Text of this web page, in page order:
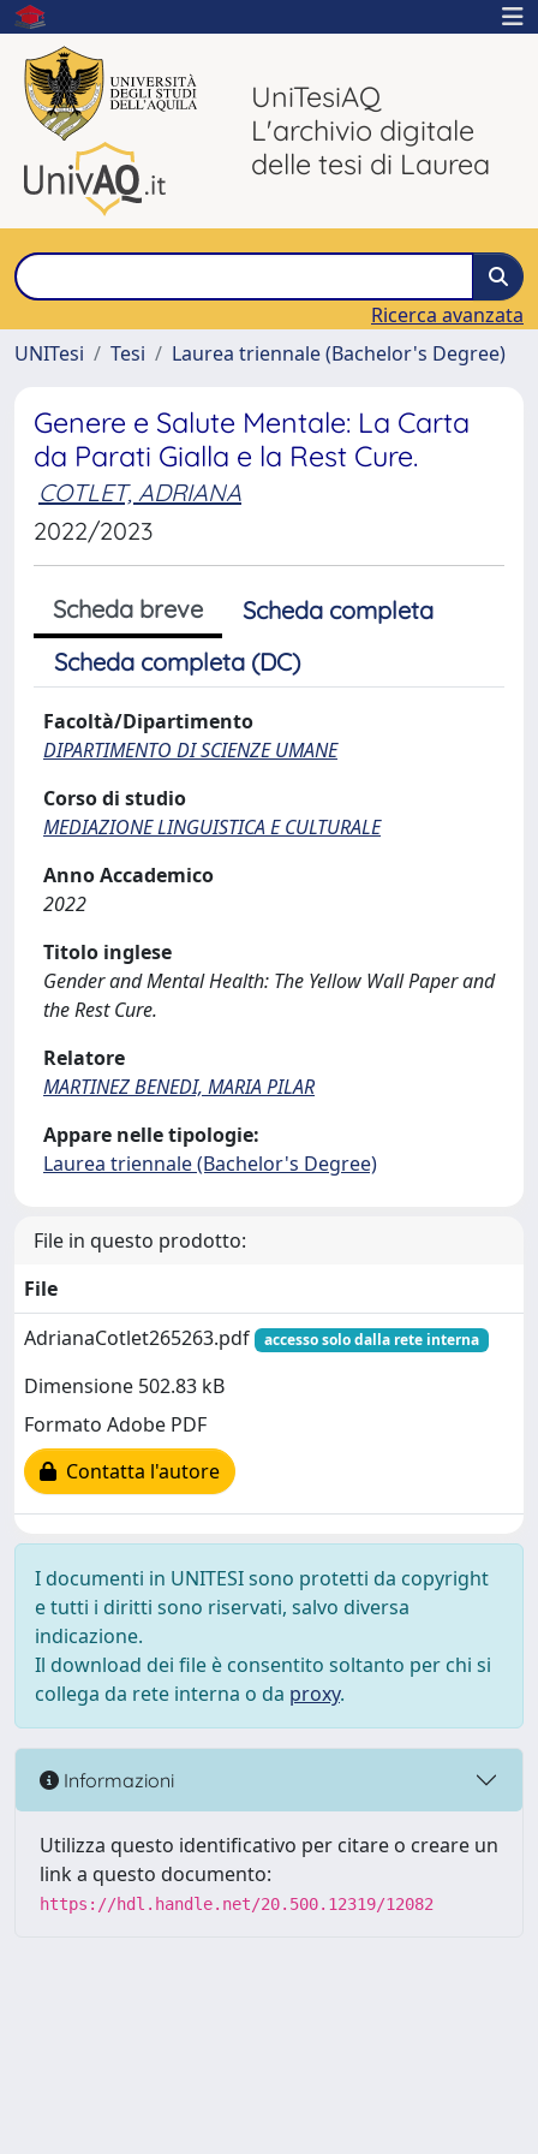
UniTesiAQ
L'archivio digitale
delle tesi di Laurea
Ricerca avanzata
UNITesi
Tesi Laurea triennale (Bachelor's Degree)
Genere e Salute Mentale: La Carta
da Parati Gialla e la Rest Cure.
COTLET, ADRIANA
2022/2023
Scheda breve
Scheda completa
Scheda completa (DC)
Facoltà/Dipartimento
DIPARTIMENTO DI SCIENZE UMANE
Corso di studio
MEDIAZIONE LINGUISTICA E CULTURALE
Anno Accademico
2022
Titolo inglese
Gender and Mental Health: The Yellow Wall Paper and
the Rest Cure.
Relatore
MARTINEZ BENEDI, MARIA PILAR
Appare nelle tipologie:
Laurea triennale (Bachelor's Degree)
File in questo prodotto:
File
AdrianaCotlet265263.pdf
accesso solo dalla rete interna
Dimensione 502.83 kB
Formato Adobe PDF
Contatta l'autore
I documenti in UNITESI sono protetti da copyright
e tutti i diritti sono riservati, salvo diversa
indicazione.
Il download dei file è consentito soltanto per chi si
collega da rete interna o da proxy.
Informazioni
Utilizza questo identificativo per citare o creare un
link a questo documento:
https://hdl.handle.net/20.500.12319/12082